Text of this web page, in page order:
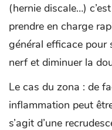
(hernie discale…)
prendre en charge
général efficace pour
nerf et diminuer la
Le cas du zona : de
inflammation peut
s’agit d’une